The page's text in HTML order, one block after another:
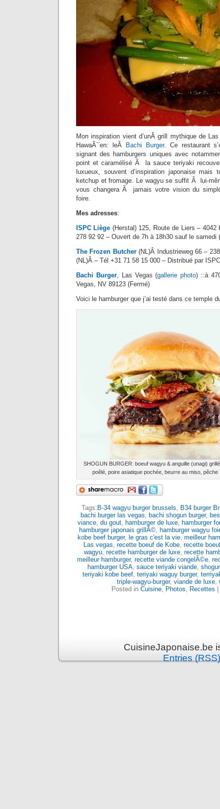
Mon inspiration vient d’unÂ grill mythique de
HawaÃ¯en: leÂ Bachi Burger. Ce restaurant
signant des hamburgers uniques avec
point et caramélisé Ã la sauce teriyaki
luxueux, souvent d’inspiration japonaise mais
ketchup et fromage. Le wagyu se suffit Ã lui-
vous changera Ã jamais votre vision du
foire.
Mes adresses:
ISPC Liège (Herstal) 125, Route de Liers – 4042
278 92 92 – Ouvert de 7h à 18h30 sauf le samedi
The Frozen Butcher (NL)Â Industrieweg 66 –
(NL)Â – Tél +31 71 58 15 000 – Distribué par
Bachi Burger, Las Vegas (gallerie photo) ::à
Vegas, NV 89123 (Fermé)
Voici le hamburger que j’ai testé dans ce temple
SHOGUN BURGER: boeuf wagyu & anguille (unagi)
poêlé, poire asiatique pochée, beurre au miso,
Tags:B-34 wagyu burger brussels
B34 burger
bachi burger las vegas bachi shogun burger,
viance, du gout, hamburger de luxe, hamburger
hamburger japonais grillÃ©, hamburger wagyu
kobe beef burger, le gras c'est la vie meilleur
Las vegas recette boeuf de Kobe recette
wagyu recette hamburger de luxe recette
meilleur hamburger, recette viande congelÃ©e
hamburger USA, sauce teriyaki viande,
teriyaki kobe beef, teriyaki waguy burger,
triple-wagyu-burger, viande de luxe,
Posted in Cuisine, Photos Recettes |
CuisineJaponaise.be
Entries (RSS)